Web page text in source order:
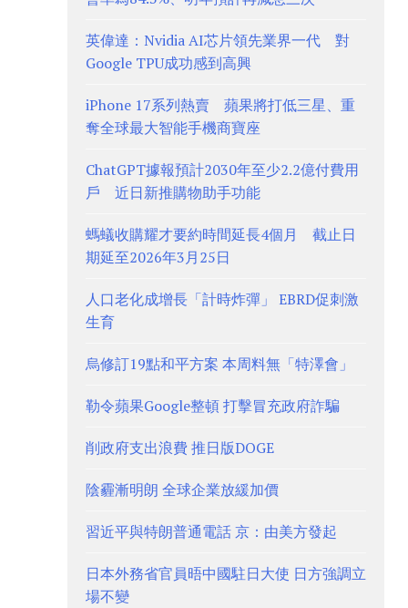
英偉達：Nvidia AI芯片領先業界一代 對
Google TPU成功感到高興
iPhone 17系列熱賣 蘋果將打低三星、重
奪全球最大智能手機商寶座
ChatGPT據報預計2030年至少2.2億付費用
戶 近日新推購物助手功能
螞蟻收購耀才要約時間延長4個月 截止日
期延至2026年3月25日
人口老化成增長「計時炸彈」 EBRD促刺激
生育
烏修訂19點和平方案 本周料無「特澤會」
勒令蘋果Google整頓 打擊冒充政府詐騙
削政府支出浪費 推日版DOGE
陰霾漸明朗 全球企業放緩加價
習近平與特朗普通電話 京：由美方發起
日本外務省官員晤中國駐日大使 日方強調立
場不變